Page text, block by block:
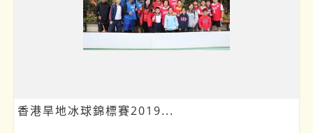
香港旱地冰球錦標賽2019...